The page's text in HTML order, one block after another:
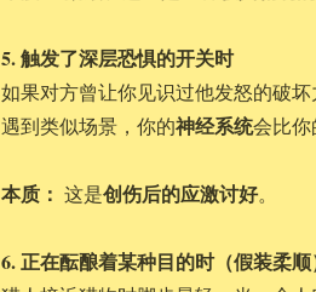
5. 触发了深层恐惧的开关时
如果对方曾让你见识过他发怒的破
遇到类似场景，你的神经系统会比
本质： 这是创伤后的应激讨好。
6. 正在酝酿着某种目的时（假装柔顺